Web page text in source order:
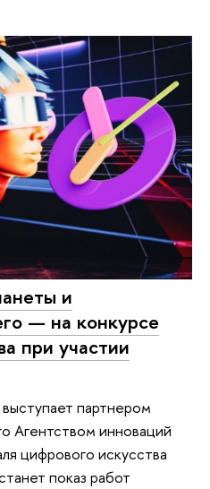
и
— на конкурсе
при участии
партнером
Агентством инноваций
цифрового искусства
показ работ